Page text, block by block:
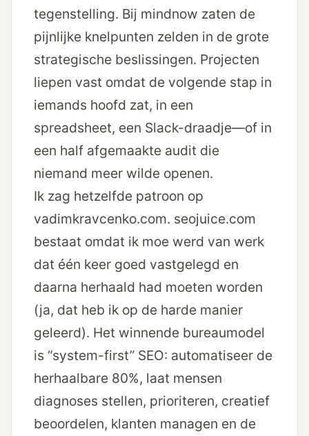
tegenstelling. Bij mindnow zaten de
pijnlijke knelpunten zelden in de grote
strategische beslissingen. Projecten
liepen vast omdat de volgende stap in
iemands hoofd zat, in een
spreadsheet, een Slack-draadje—of in
een half afgemaakte audit die
niemand meer wilde openen.
Ik zag hetzelfde patroon op
vadimkravcenko.com. seojuice.com
bestaat omdat ik moe werd van werk
dat één keer goed vastgelegd en
daarna herhaald had moeten worden
(ja, dat heb ik op de harde manier
geleerd). Het winnende bureaumodel
is “system-first” SEO: automatiseer de
herhaalbare 80%, laat mensen
diagnoses stellen, prioriteren, creatief
beoordelen, klanten managen en de